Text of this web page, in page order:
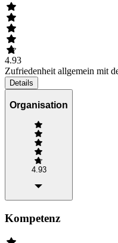
4.93
Zufriedenheit allgemein mit
Details
Organisation
4.93
Kompetenz